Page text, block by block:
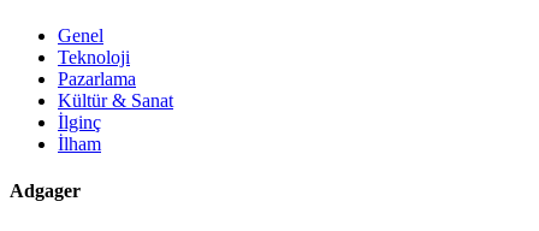
Genel
Teknoloji
Pazarlama
Kültür & Sanat
İlginç
İlham
Adgager